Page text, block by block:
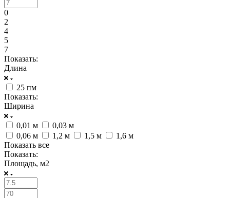
0
2
4
5
7
Показать:
Длина
25 пм
Показать:
Ширина
0,01 м
0,03 м
0,06 м
1,2 м 1,5 м
1,6 м
Показать все
Показать:
Площадь, м2